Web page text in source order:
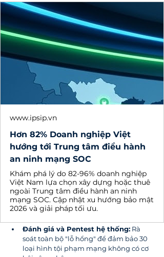
www.ipsip.vn
Hơn 82% Doanh nghiệp Việt
hướng tới Trung tâm điều hành
an ninh mạng SOC
Khám phá lý do 82-96% doanh nghiệp
Việt Nam lựa chọn xây dựng hoặc thuê
ngoài Trung tâm điều hành an ninh
mạng SOC. Cập nhật xu hướng bảo mật
2026 và giải pháp tối ưu.
Đánh giá và Pentest hệ thống: Rà
soát toàn bộ "lỗ hổng" để đảm bảo 30
loại hình tội phạm mạng không có cơ